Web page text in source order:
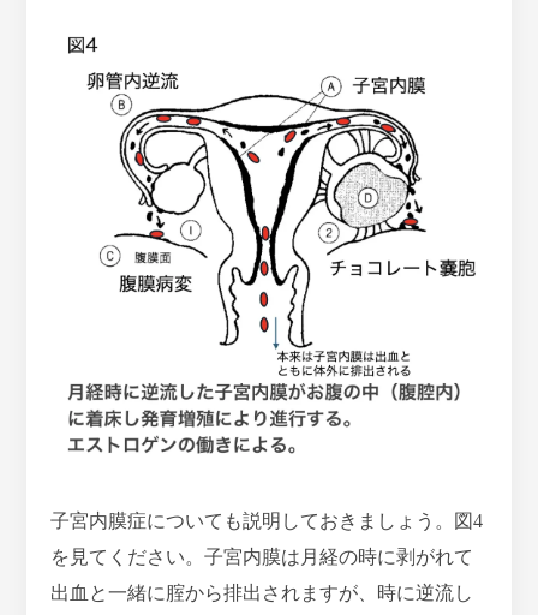
子宮内膜症についても説明しておきましょう。図4
を見てください。子宮内膜は月経の時に剥がれて
出血と一緒に腟から排出されますが、時に逆流し